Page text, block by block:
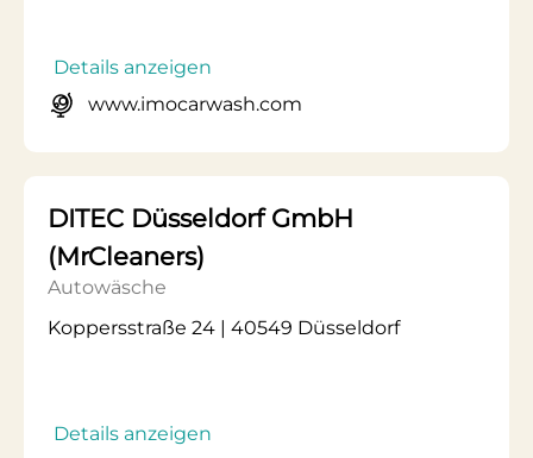
Details anzeigen
www.imocarwash.com
DITEC Düsseldorf GmbH
(MrCleaners)
Autowäsche
Koppersstraße 24 | 40549 Düsseldorf
Details anzeigen